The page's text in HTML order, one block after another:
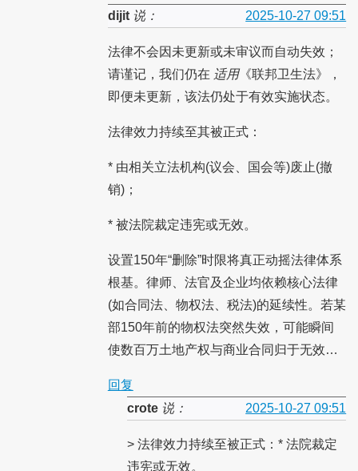
dijit说： 2025-10-27 09:51
法律不会因未更新或未审议而自动失效；
请谨记，我们仍在 适用《联邦卫生法》，
即便未更新，该法仍处于有效实施状态。
法律效力持续至其被正式：
* 由相关立法机构(议会、国会等)废止(撤
销)；
* 被法院裁定违宪或无效。
设置150年“删除”时限将真正动摇法律体系
根基。律师、法官及企业均依赖核心法律
(如合同法、物权法、税法)的延续性。若某
部150年前的物权法突然失效，可能瞬间
使数百万土地产权与商业合同归于无效…
回复
crote说： 2025-10-27 09:51
> 法律效力持续至被正式：* 法院裁定
违宪或无效。